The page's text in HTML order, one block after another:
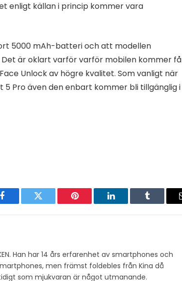
enligt källan i princip kommer vara
5000 mAh-batteri och att modellen
är oklart varför varför mobilen kommer få
Unlock av högre kvalitet. Som vanligt när
Pro även den enbart kommer bli tillgänglig i
Facebook Twitter Pinterest LinkedIn Tumblr
Han har 14 års erfarenhet av smartphones och
men främst foldebles från Kina då
som mjukvaran är något utmanande.